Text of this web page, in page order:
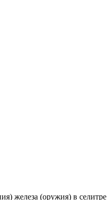
железа (оружия) в селитре